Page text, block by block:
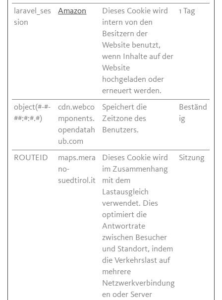
laravel_ses
sion
Amazon
Dieses Cookie wird
intern von den
Besitzern der
Website benutzt,
wenn Inhalte auf der
Website
hochgeladen oder
erneuert werden.
1 Tag
object(#-#-
##:#:#.#)
cdn.webco
mponents.
opendatah
ub.com
Speichert die
Zeitzone des
Benutzers.
Beständ
ig
ROUTEID
maps.mera
no-
suedtirol.it
Dieses Cookie wird
im Zusammenhang
mit dem
Lastausgleich
verwendet. Dies
optimiert die
Antwortrate
zwischen Besucher
und Standort, indem
die Verkehrslast auf
mehrere
Netzwerkverbindung
en oder Server
Sitzung